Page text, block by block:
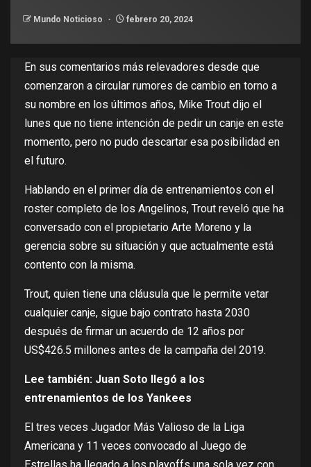
Mundo Noticioso febrero 20, 2024
En sus comentarios más relevadores desde que
comenzaron a circular rumores de ca​mbio en torno a
su nombre en los últimos años, Mike Trout dijo el
lunes que no tiene intención de pedir un canje en este
momento, pero no pudo descartar esa posibilidad en
el futuro.
Hablando en el primer día de entrenamientos con el
roster completo de los Angelinos, Trout reveló que ha
conversado con el propietario Arte Moreno y la
gerencia sobre su situación y que actualmente está
contento con la misma.
Trout, quien tiene una cláusula que le permite vetar
cualquier canje, sigue bajo contrato hasta 2030
después de firmar un acuerdo de 12 años por
US$426.5 millones antes de la campaña del 2019.
Lee también: Juan Soto llegó a los
entrenamientos de los Yankees
El tres veces Jugador Más Valioso de la Liga
Americana y 11 veces convocado al Juego de